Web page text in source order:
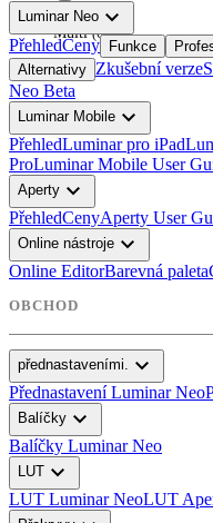
Multi (6)
Luminar Neo expand_more
PřehledCeny Funkce
Alternativy Zkušební verze
Neo Beta
Luminar Mobile expand_more
PřehledLuminar pro iPad
ProLuminar Mobile User
Aperty expand_more
PřehledCenyAperty User
Online nástroje expand_more
Online EditorBarevná paleta
OBCHOD
přednastaveními. expand_more
Přednastavení Luminar Neo
Balíčky expand_more
Balíčky Luminar Neo
LUT expand_more
LUT Luminar NeoLUT